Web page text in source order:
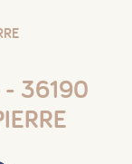
- 36190